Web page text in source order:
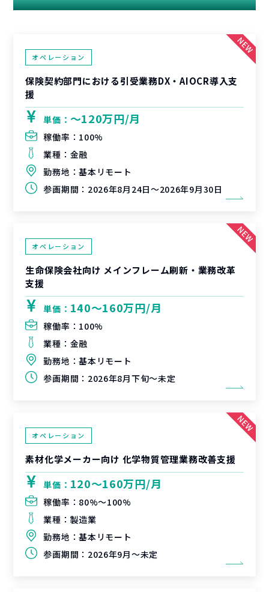
オペレーション
保険契約部門における引受業務DX・AIOCR導入支
援
単価： 〜120万円/月
稼働率： 100%
業種： 金融
勤務地：基本リモート
参画期間： 2026年8月24日～2026年9月30日
オペレーション
生命保険会社向け メインフレーム刷新・業務改革
支援
単価： 140〜160万円/月
稼働率： 100%
業種： 金融
勤務地：基本リモート
参画期間： 2026年8月下旬～未定
オペレーション
素材化学メーカー向け 化学物質管理業務改善支援
単価： 120〜160万円/月
稼働率： 80%〜100%
業種： 製造業
勤務地：基本リモート
参画期間： 2026年9月～未定